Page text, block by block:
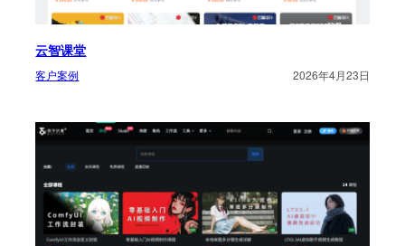
云智课堂
客户案例 2026年4月23日